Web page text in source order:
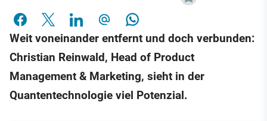
Weit voneinander entfernt und doch verbunden:
Christian Reinwald, Head of Product
Management & Marketing, sieht in der
Quantentechnologie viel Potenzial.